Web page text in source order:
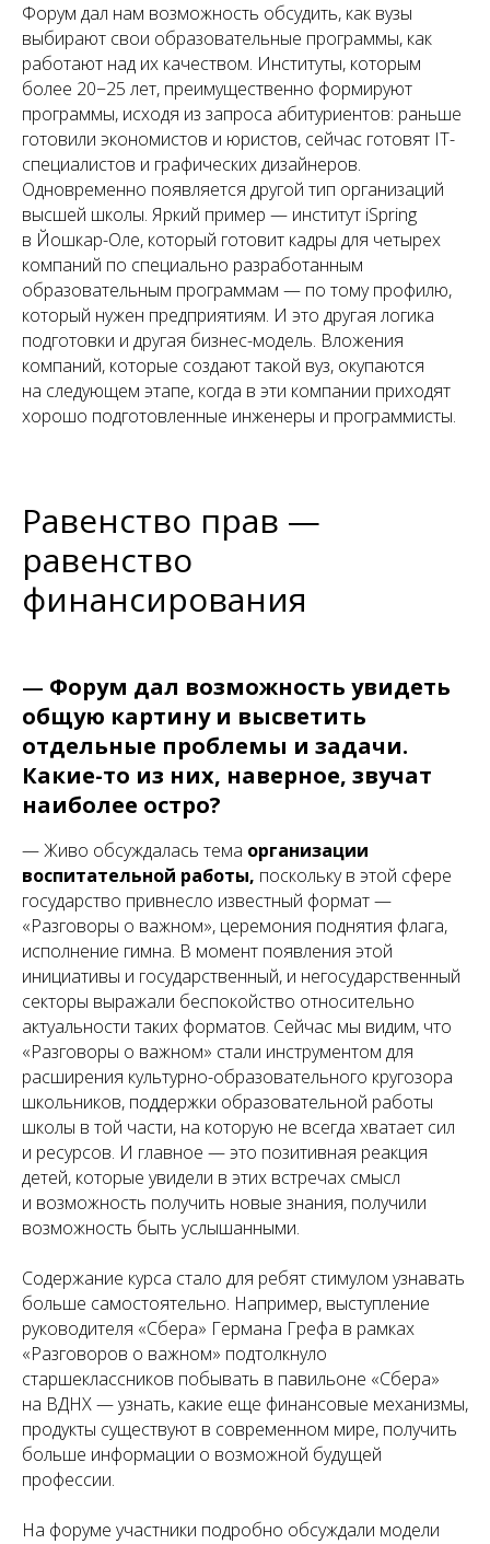
Форум дал нам возможность обсудить, как вузы
выбирают свои образовательные программы, как
работают над их качеством. Институты, которым
более 20−25 лет, преимущественно формируют
программы, исходя из запроса абитуриентов: раньше
готовили экономистов и юристов, сейчас готовят IT-
специалистов и графических дизайнеров.
Одновременно появляется другой тип организаций
высшей школы. Яркий пример — институт iSpring
в Йошкар-Оле, который готовит кадры для четырех
компаний по специально разработанным
образовательным программам — по тому профилю,
который нужен предприятиям. И это другая логика
подготовки и другая бизнес-модель. Вложения
компаний, которые создают такой вуз, окупаются
на следующем этапе, когда в эти компании приходят
хорошо подготовленные инженеры и программисты.
Равенство прав —
равенство
финансирования
— Форум дал возможность увидеть
общую картину и высветить
отдельные проблемы и задачи.
Какие-то из них, наверное, звучат
наиболее остро?
— Живо обсуждалась тема организации
воспитательной работы, поскольку в этой сфере
государство привнесло известный формат —
«Разговоры о важном», церемония поднятия флага,
исполнение гимна. В момент появления этой
инициативы и государственный, и негосударственный
секторы выражали беспокойство относительно
актуальности таких форматов. Сейчас мы видим, что
«Разговоры о важном» стали инструментом для
расширения культурно-образовательного кругозора
школьников, поддержки образовательной работы
школы в той части, на которую не всегда хватает сил
и ресурсов. И главное — это позитивная реакция
детей, которые увидели в этих встречах смысл
и возможность получить новые знания, получили
возможность быть услышанными.
Содержание курса стало для ребят стимулом узнавать
больше самостоятельно. Например, выступление
руководителя «Сбера» Германа Грефа в рамках
«Разговоров о важном» подтолкнуло
старшеклассников побывать в павильоне «Сбера»
на ВДНХ — узнать, какие еще финансовые механизмы,
продукты существуют в современном мире, получить
больше информации о возможной будущей
профессии.
На форуме участники подробно обсуждали модели